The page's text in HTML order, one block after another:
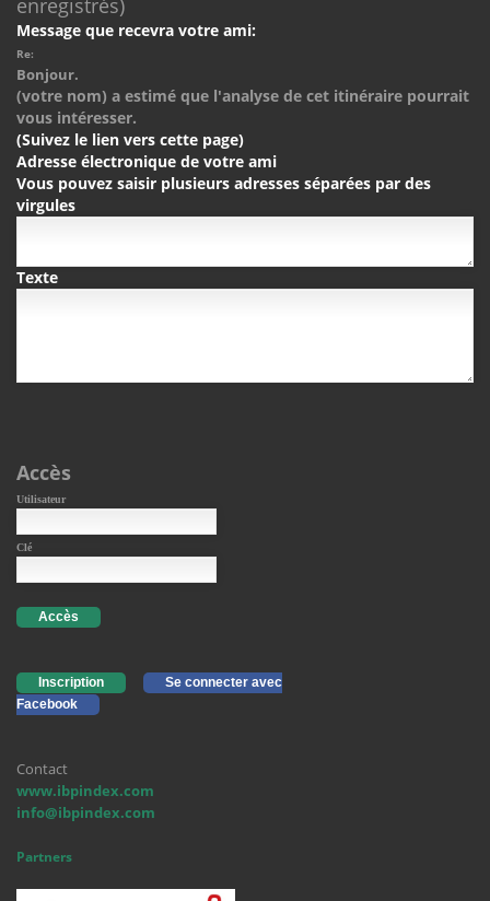
enregistrés)
Message que recevra votre ami:
Re:
Bonjour.
(votre nom) a estimé que l'analyse de cet itinéraire pourrait
vous intéresser.
(Suivez le lien vers cette page)
Adresse électronique de votre ami
Vous pouvez saisir plusieurs adresses séparées par des
virgules
Texte
Accès
Utilisateur
Clé
Accès
Inscription
Se connecter avec
Facebook
Contact
www.ibpindex.com
info@ibpindex.com
Partners